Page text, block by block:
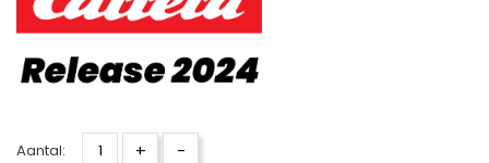
Aantal: + -